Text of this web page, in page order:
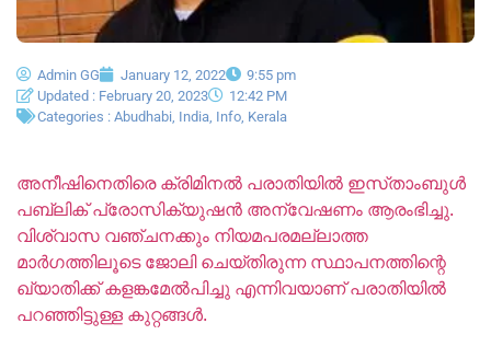
Admin GG January 12, 2022
9:55 pm
Updated : February 20, 2023
12:42 PM
Categories : Abudhabi India Info Kerala
അനീഷിനെതിരെ ക്രിമിനൽ പരാതിയിൽ ഇസ്‌താംബുൾ
പബ്ലിക് പ്രോസിക്യുഷൻ അന്വേഷണം ആരംഭിച്ചു.
വിശ്വാസ വഞ്ചനക്കും നിയമപരമല്ലാത്ത
മാർഗത്തിലൂടെ ജോലി ചെയ്തിരുന്ന സ്ഥാപനത്തിന്റെ
ഖ്യാതിക്ക് കളങ്കമേൽപിച്ചു എന്നിവയാണ് പരാതിയിൽ
പറഞ്ഞിട്ടുള്ള കുറ്റങ്ങൾ.